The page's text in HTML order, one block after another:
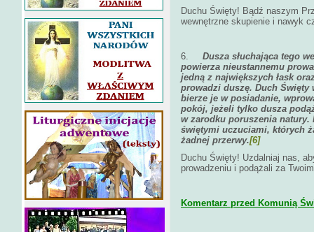
Duchu Święty! Bądź naszym
wewnętrzne skupienie i nawyk
6. Dusza słuchająca tego
powierza nieustannemu
jedną z największych łask
prowadzi duszę. Duch
bierze je w posiadanie,
pokój, jeżeli tylko dusza
w zarodku poruszenia natury.
świętymi uczuciami, których
żadnej przerwy.[6]
Duchu Święty! Uzdalniaj nas,
prowadzeniu i podążali za
Komentarz przed Komunią